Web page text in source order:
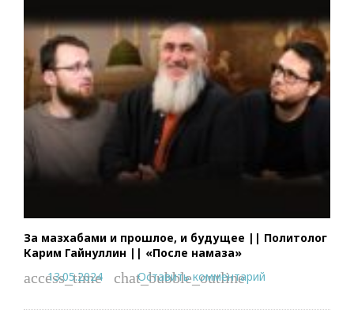
За мазхабами и прошлое, и будущее || Политолог
Карим Гайнуллин || «После намаза»
access_time
13.05.2024 chat_bubble_outline
Оставить комментарий